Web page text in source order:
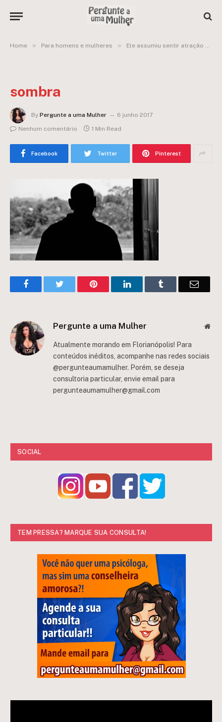
Home » Para homens e mulheres » Ele assumiu sentir atração por outros homens e por crianças e não sei como agir
sombra
By Pergunte a uma Mulher
6 junho 2017
Nenhum comentário
1 Min Read
Facebook Twitter Pinterest
FacebookTwitter Pinterest LinkedInTumblr Email
Pergunte a uma Mulher
Atualmente morando em Florianópolis! Para
conteúdos inéditos, acompanhe nas redes sociais
@pergunteaumamulher. Porém, se deseja
consultoria particular, envie email para
pergunteaumamulher@gmail.com
SOCIAL
TEM PRESSA? MARQUE SUA CONSULTA!